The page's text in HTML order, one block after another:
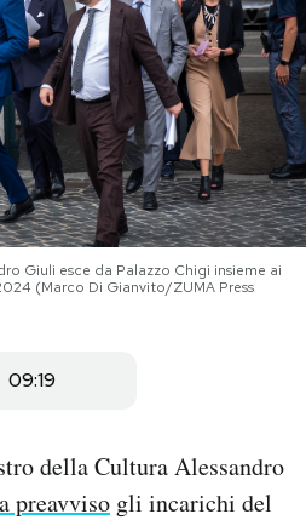
Giuli esce da Palazzo Chigi insieme ai
(Marco Di Gianvito/ZUMA Press
09:19
della Cultura Alessandro
preavviso gli incarichi del